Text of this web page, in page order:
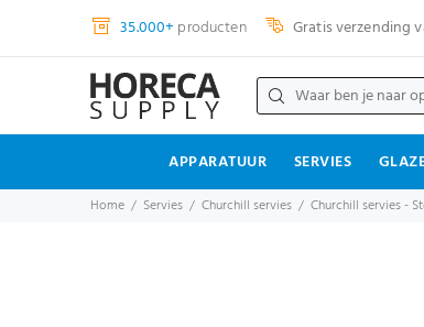
35.000+ producten Gratis verzending
APPARATUUR SERVIES
Home Servies Churchill servies Churchill servies -